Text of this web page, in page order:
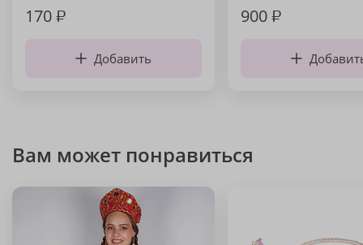
170₽
Добавить
900₽
Вам может понравиться